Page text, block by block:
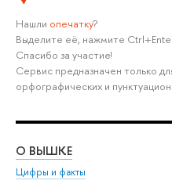
Нашли опечатку?
Выделите её, нажмите
Спасибо за участие!
Сервис предназначен только
орфографических и
О ВЫШКЕ
Цифры и факты